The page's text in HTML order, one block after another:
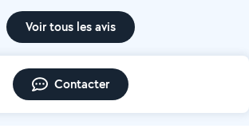
Voir tous les avis
Contacter